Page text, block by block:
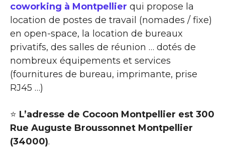
coworking à Montpellier qui propose la
location de postes de travail (nomades / fixe)
en open-space, la location de bureaux
privatifs, des salles de réunion … dotés de
nombreux équipements et services
(fournitures de bureau, imprimante, prise
RJ45 …)
⭐ L’adresse de Cocoon Montpellier est 300
Rue Auguste Broussonnet Montpellier
(34000).